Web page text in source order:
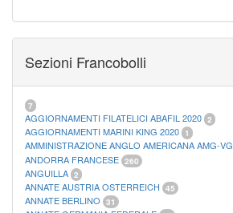
FOGLI FILATELICI VATICANO 37
FOGLI MARINI PERIODI SEPARATI VATICANO
MATERIALE FILATELICO MARINI 33
RACCOGLITORI XL
Sezioni Francobolli
7
AGGIORNAMENTI FILATELICI ABAFIL 2020 2
AGGIORNAMENTI MARINI KING 2020 1
AMMINISTRAZIONE ANGLO AMERICANA AMG-VG
ANDORRA FRANCESE 260
ANGUILLA 2
ANNATE AUSTRIA OSTERREICH 45
ANNATE BERLINO 31